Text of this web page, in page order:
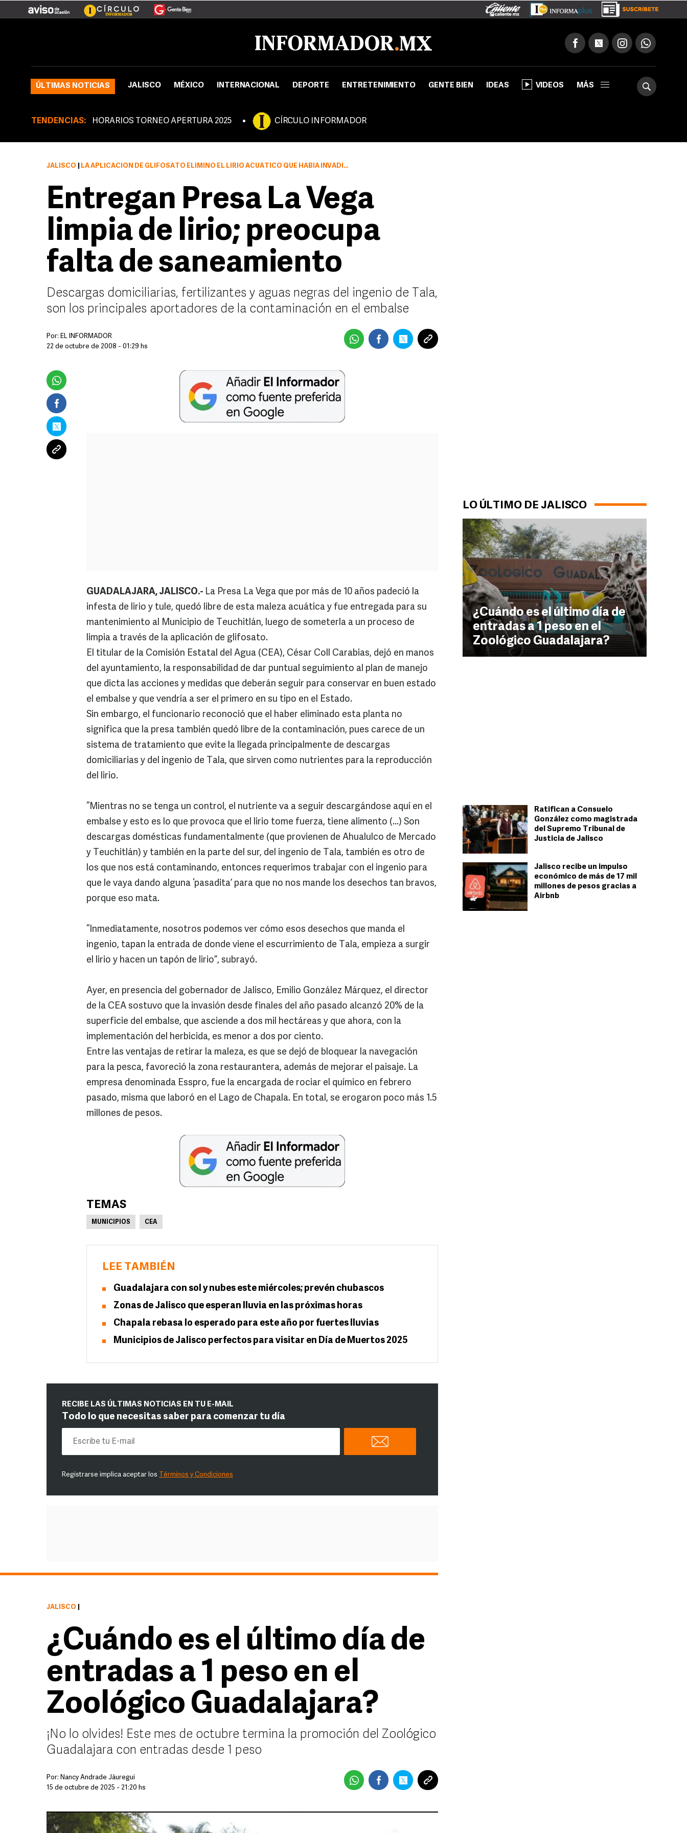
ÚLTIMAS NOTICIAS JALISCO MÉXICO INTERNACIONAL DEPORTE ENTRETENIMIENTO GENTE BIEN IDEAS VIDEOS MÁS
TENDENCIAS: HORARIOS TORNEO APERTURA 2025 CÍRCULO INFORMADOR
LO ÚLTIMO DE JALISCO
¿Cuándo es el último día de
entradas a 1 peso en el
Zoológico Guadalajara?
Ratifican a Consuelo
González como magistrada
del Supremo Tribunal de
Justicia de Jalisco
Jalisco recibe un impulso
económico de más de 17 mil
millones de pesos gracias a
Airbnb
JALISCO LA APLICACIÓN DE GLIFOSATO ELIMINÓ EL LIRIO ACUÁTICO QUE HABÍA INVADIDO LAS AGUAS DE LA PRESA
Entregan Presa La Vega
limpia de lirio; preocupa
falta de saneamiento
Descargas domiciliarias, fertilizantes y aguas negras del ingenio de Tala,
son los principales aportadores de la contaminación en el embalse
Por: EL INFORMADOR
22 de octubre de 2008 - 01:29 hs
GUADALAJARA, JALISCO.- La Presa La Vega que por más de 10 años padeció la
infesta de lirio y tule, quedó libre de esta maleza acuática y fue entregada para su
mantenimiento al Municipio de Teuchitlán, luego de someterla a un proceso de
limpia a través de la aplicación de glifosato.
El titular de la Comisión Estatal del Agua (CEA), César Coll Carabias, dejó en manos
del ayuntamiento, la responsabilidad de dar puntual seguimiento al plan de manejo
que dicta las acciones y medidas que deberán seguir para conservar en buen estado
el embalse y que vendría a ser el primero en su tipo en el Estado.
Sin embargo, el funcionario reconoció que el haber eliminado esta planta no
significa que la presa también quedó libre de la contaminación, pues carece de un
sistema de tratamiento que evite la llegada principalmente de descargas
domiciliarias y del ingenio de Tala, que sirven como nutrientes para la reproducción
del lirio.
“Mientras no se tenga un control, el nutriente va a seguir descargándose aquí en el
embalse y esto es lo que provoca que el lirio tome fuerza, tiene alimento (...) Son
descargas domésticas fundamentalmente (que provienen de Ahualulco de Mercado
y Teuchitlán) y también en la parte del sur, del ingenio de Tala, también es otro de
los que nos está contaminando, entonces requerimos trabajar con el ingenio para
que le vaya dando alguna ‘pasadita’ para que no nos mande los desechos tan bravos,
porque eso mata.
“Inmediatamente, nosotros podemos ver cómo esos desechos que manda el
ingenio, tapan la entrada de donde viene el escurrimiento de Tala, empieza a surgir
el lirio y hacen un tapón de lirio”, subrayó.
Ayer, en presencia del gobernador de Jalisco, Emilio González Márquez, el director
de la CEA sostuvo que la invasión desde finales del año pasado alcanzó 20% de la
superficie del embalse, que asciende a dos mil hectáreas y que ahora, con la
implementación del herbicida, es menor a dos por ciento.
Entre las ventajas de retirar la maleza, es que se dejó de bloquear la navegación
para la pesca, favoreció la zona restaurantera, además de mejorar el paisaje. La
empresa denominada Esspro, fue la encargada de rociar el químico en febrero
pasado, misma que laboró en el Lago de Chapala. En total, se erogaron poco más 1.5
millones de pesos.
TEMAS
MUNICIPIOS CEA
LEE TAMBIÉN
Guadalajara con sol y nubes este miércoles; prevén chubascos
Zonas de Jalisco que esperan lluvia en las próximas horas
Chapala rebasa lo esperado para este año por fuertes lluvias
Municipios de Jalisco perfectos para visitar en Día de Muertos 2025
RECIBE LAS ÚLTIMAS NOTICIAS EN TU E-MAIL
Todo lo que necesitas saber para comenzar tu día
Registrarse implica aceptar los Términos y Condiciones
JALISCO
¿Cuándo es el último día de
entradas a 1 peso en el
Zoológico Guadalajara?
¡No lo olvides! Este mes de octubre termina la promoción del Zoológico
Guadalajara con entradas desde 1 peso
Por: Nancy Andrade Jáuregui
15 de octubre de 2025 - 21:20 hs